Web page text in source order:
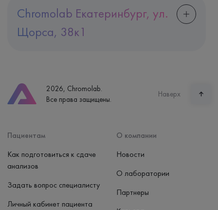
Chromolab Екатеринбург, ул.
Щорса, 38к1
Часы работы
пн-вс: 7:30-15:00
2026, Chromolab.
Все права защищены.
Наверх
Пациентам
Как подготовиться к сдаче
анализов
Задать вопрос специалисту
Личный кабинет пациента
О компании
Новости
О лаборатории
Партнеры